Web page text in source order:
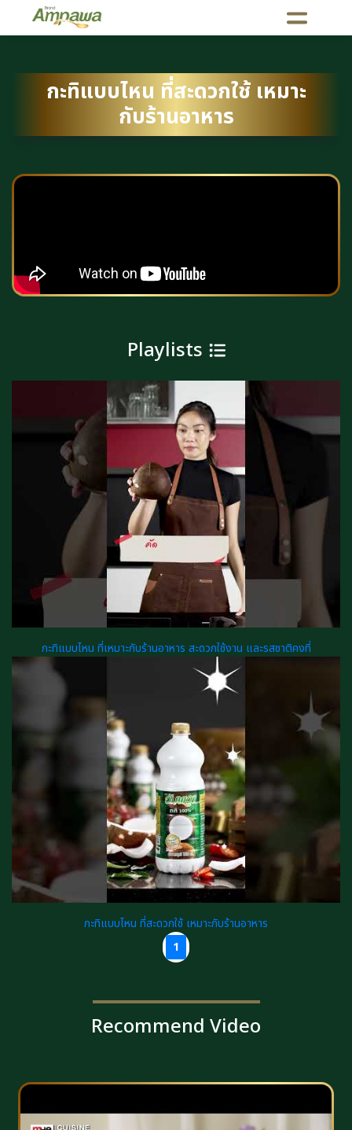
กะทิแบบไหน ที่สะดวกใช้ เหมาะ
กับร้านอาหาร
Playlists
กะทิแบบไหน ที่เหมาะกับร้านอาหาร สะดวกใช้งาน และรสชาติคงที่
กะทิแบบไหน ที่สะดวกใช้ เหมาะกับร้านอาหาร
1
Recommend Video